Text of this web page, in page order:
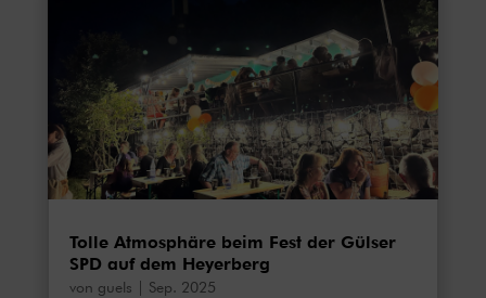
Tolle Atmosphäre beim Fest der Gülser
SPD auf dem Heyerberg
von guels
Sep. 2025